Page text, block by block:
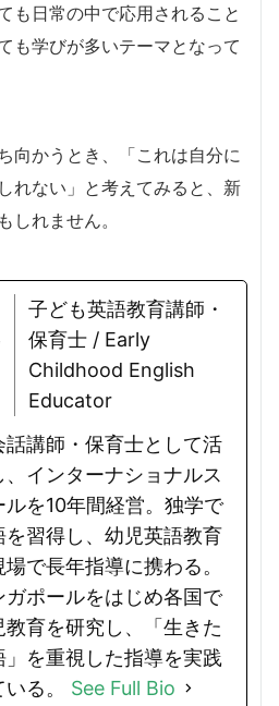
も日常の中で応用されること
も学びが多いテーマとなって
向かうとき、「これは自分に
れない」と考えてみると、新
しれません。
子ども英語教育講師・
保育士 / Early
Childhood English
Educator
話講師・保育士として活
、インターナショナルス
ルを10年間経営。独学で
を習得し、幼児英語教育
場で長年指導に携わる。
ガポールをはじめ各国で
教育を研究し、「生きた
」を重視した指導を実践
いる。 See Full Bio